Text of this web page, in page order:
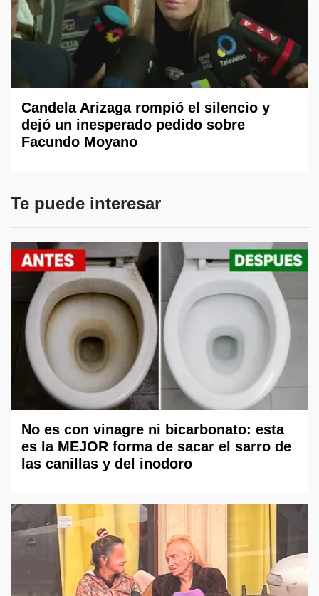
Candela Arizaga rompió el silencio y
dejó un inesperado pedido sobre
Facundo Moyano
Te puede interesar
No es con vinagre ni bicarbonato: esta
es la MEJOR forma de sacar el sarro de
las canillas y del inodoro